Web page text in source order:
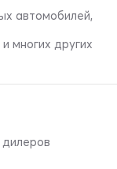
автомобилей,
многих других